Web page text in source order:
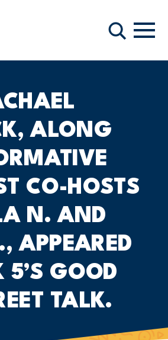
ਖੋਜ
ALONG
CO-HOSTS
N. AND
APPEARED
GOOD
TALK.